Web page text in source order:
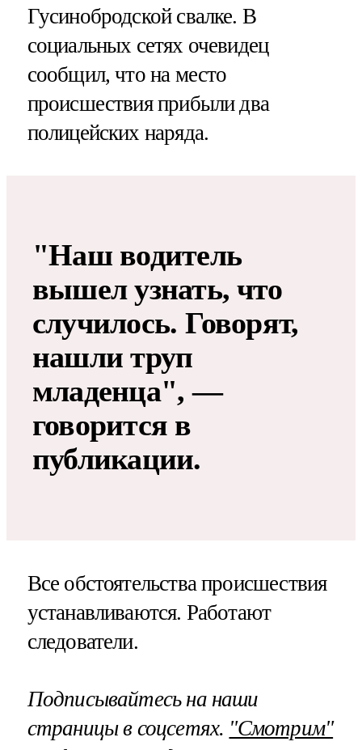
Гусинобродской свалке. В
социальных сетях очевидец
сообщил, что на место
происшествия прибыли два
полицейских наряда.
"Наш водитель
вышел узнать, что
случилось. Говорят,
нашли труп
младенца", —
говорится в
публикации.
Все обстоятельства происшествия
устанавливаются. Работают
следователи.
Подписывайтесь на наши
страницы в соцсетях. "Смотрим"